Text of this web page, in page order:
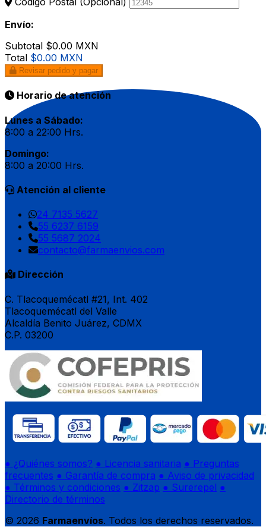
Envío:
Subtotal $0.00 MXN
Total $0.00 MXN
Revisar pedido y pagar
Horario de atención
Lunes a Sábado:
8:00 a 22:00 Hrs.
Domingo:
8:00 a 20:00 Hrs.
Atención al cliente
24 7135 5627
55 6237 6159
55 5687 2024
contacto@farmaenvios.com
Dirección
C. Tlacoquemécatl #21, Int. 402
Tlacoquemécatl del Valle
Alcaldía Benito Juárez, CDMX
C.P. 03200
● ¿Quiénes somos? ● Licencia sanitaria ● Preguntas
frecuentes ● Garantía de compra ● Aviso de privacidad
● Términos y condiciones ● Zitzap ● Surerepel ●
Directorio de términos
© 2026 Farmaenvíos. Todos los derechos reservados.